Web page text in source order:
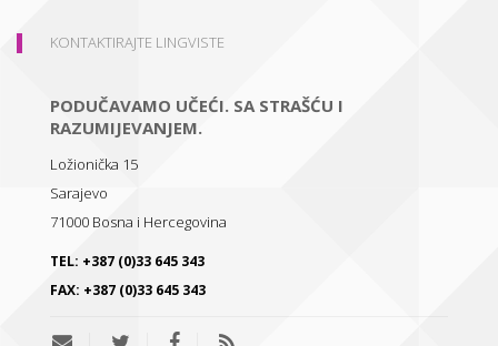
KONTAKTIRAJTE LINGVISTE
PODUČAVAMO UČEĆI. SA STRAŠĆU I
RAZUMIJEVANJEM.
Ložionička 15
Sarajevo
71000 Bosna i Hercegovina
TEL: +387 (0)33 645 343
FAX: +387 (0)33 645 343